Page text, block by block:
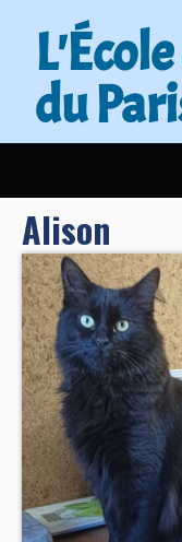
du
L’ÉCOLE DU CHAT
ACTUALITÉS
ADOPTER
NOUS AIDER
CONTACT
BOUTIQUE
Alison